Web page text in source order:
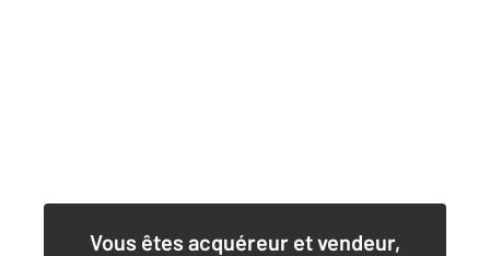
Vous êtes acquéreur et vendeur,